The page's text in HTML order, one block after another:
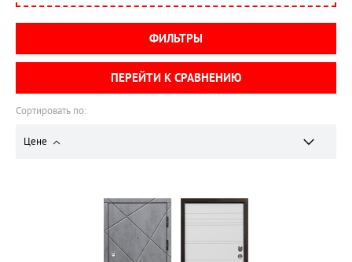
Сортировать по:
Цене
ФИЛЬТРЫ
ПЕРЕЙТИ К СРАВНЕНИЮ